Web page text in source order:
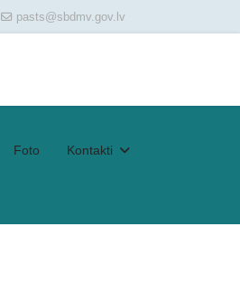
pasts@sbdmv.gov.lv
Foto Kontakti